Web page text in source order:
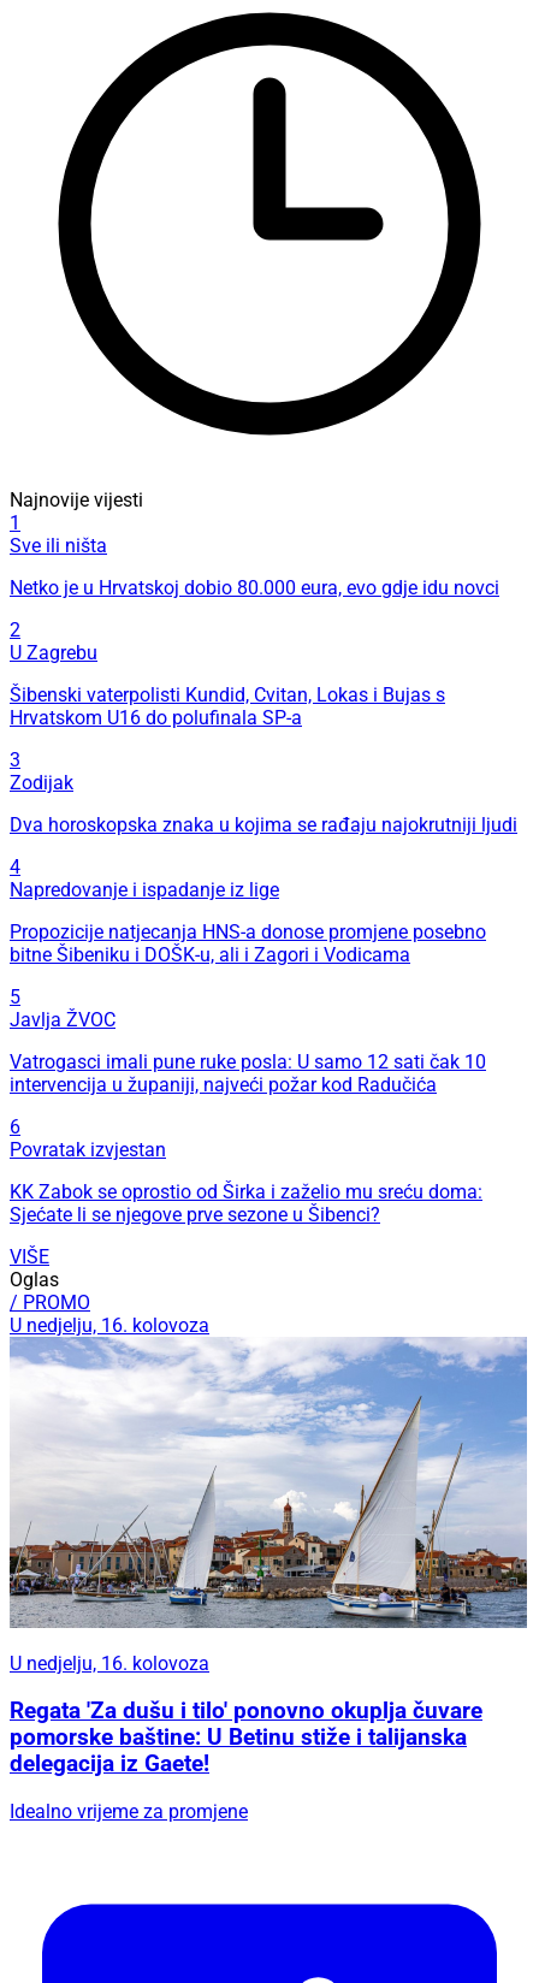
Najnovije vijesti
1
Sve ili ništa
Netko je u Hrvatskoj dobio 80.000 eura, evo gdje idu novci
2
U Zagrebu
Šibenski vaterpolisti Kundid, Cvitan, Lokas i Bujas s
Hrvatskom U16 do polufinala SP-a
3
Zodijak
Dva horoskopska znaka u kojima se rađaju najokrutniji ljudi
4
Napredovanje i ispadanje iz lige
Propozicije natjecanja HNS-a donose promjene posebno
bitne Šibeniku i DOŠK-u, ali i Zagori i Vodicama
5
Javlja ŽVOC
Vatrogasci imali pune ruke posla: U samo 12 sati čak 10
intervencija u županiji, najveći požar kod Radučića
6
Povratak izvjestan
KK Zabok se oprostio od Širka i zaželio mu sreću doma:
Sjećate li se njegove prve sezone u Šibenci?
VIŠE
Oglas
/ PROMO
U nedjelju, 16. kolovoza
U nedjelju, 16. kolovoza
Regata 'Za dušu i tilo' ponovno okuplja čuvare
pomorske baštine: U Betinu stiže i talijanska
delegacija iz Gaete!
Idealno vrijeme za promjene